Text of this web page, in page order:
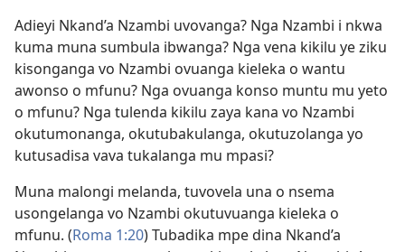
Adieyi Nkand’a Nzambi uvovanga? Nga Nzambi i nkwa
kuma muna sumbula ibwanga? Nga vena kikilu ye ziku
kisonganga vo Nzambi ovuanga kieleka o wantu
awonso o mfunu? Nga ovuanga konso muntu mu yeto
o mfunu? Nga tulenda kikilu zaya kana vo Nzambi
okutumonanga, okutubakulanga, okutuzolanga yo
kutusadisa vava tukalanga mu mpasi?
Muna malongi melanda, tuvovela una o nsema
usongelanga vo Nzambi okutuvuanga kieleka o
mfunu. (Roma 1:20) Tubadika mpe dina Nkand’a